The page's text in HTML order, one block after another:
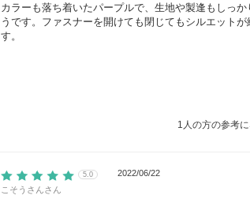
カラーも落ち着いたパープルで、生地や製逢もしっ
うです。ファスナーを開けても閉じてもシルエット
す。
1 人の方の参考
5.0
2022/06/22
こそうさんさん